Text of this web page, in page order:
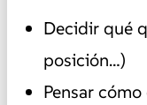
Decidir qué
posición…)
Pensar